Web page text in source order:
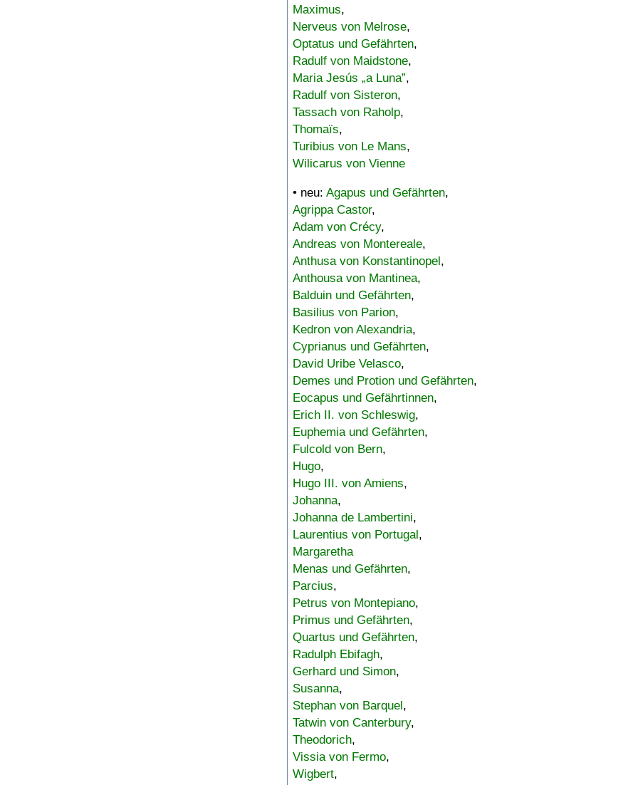
Maximus,
Nerveus von Melrose,
Optatus und Gefährten,
Radulf von Maidstone,
Maria Jesús „a Luna”,
Radulf von Sisteron,
Tassach von Raholp,
Thomaïs,
Turibius von Le Mans,
Wilicarus von Vienne
• neu: Agapus und Gefährten,
Agrippa Castor,
Adam von Crécy,
Andreas von Montereale,
Anthusa von Konstantinopel,
Anthousa von Mantinea,
Balduin und Gefährten,
Basilius von Parion,
Kedron von Alexandria,
Cyprianus und Gefährten,
David Uribe Velasco,
Demes und Protion und Gefährten,
Eocapus und Gefährtinnen,
Erich II. von Schleswig,
Euphemia und Gefährten,
Fulcold von Bern,
Hugo,
Hugo III. von Amiens,
Johanna,
Johanna de Lambertini,
Laurentius von Portugal,
Margaretha
Menas und Gefährten,
Parcius,
Petrus von Montepiano,
Primus und Gefährten,
Quartus und Gefährten,
Radulph Ebifagh,
Gerhard und Simon,
Susanna,
Stephan von Barquel,
Tatwin von Canterbury,
Theodorich,
Vissia von Fermo,
Wigbert,